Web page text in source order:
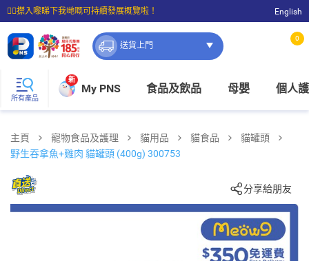
☝🏼㩒入嚟睇下我哋嘅可持續發展概覽啦！
⭐購物滿$399即享免費送貨；滿$100即可免費店取。
English
送貨上門
0
所有產品
新
My PNS 食品及飲品 母嬰 個人
主頁 寵物食品及護理 貓用品 貓食品
貓罐頭
野生吞拿魚+雞肉 貓罐頭 (400g) 300753
分享給朋友